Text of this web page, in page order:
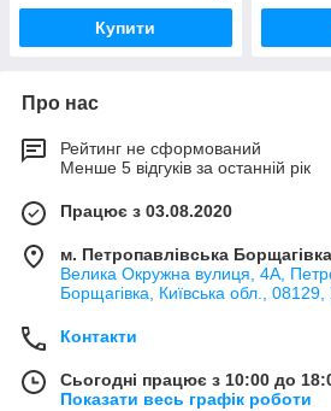
Купити
Про нас
Рейтинг не сформований
Менше 5 відгуків за останній рік
Працює з 03.08.2020
м. Петропавлівська
Велика Окружна вулиця, 4А,
Борщагівка, Київська обл., 08129,
Контакти
Сьогодні працює з 10:00 до
Показати весь графік роботи